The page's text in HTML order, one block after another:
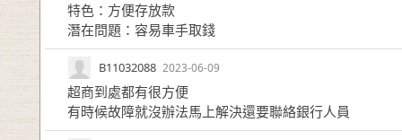
特色：方便存放款
潛在問題：容易車手取錢
B11032088 2023-06-09
超商到處都有很方便
有時候故障就沒辦法馬上解決還要聯絡銀行人員